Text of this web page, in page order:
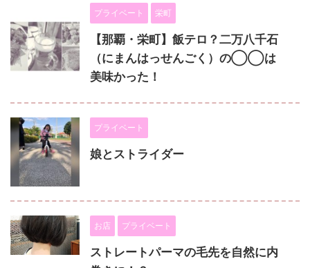
プライベート 栄町
【那覇・栄町】飯テロ？二万八千石
（にまんはっせんごく）の◯◯は
美味かった！
プライベート
娘とストライダー
お店 プライベート
ストレートパーマの毛先を自然に内